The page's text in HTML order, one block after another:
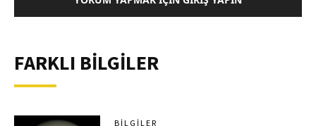
FARKLI BİLGİLER
BILGILER